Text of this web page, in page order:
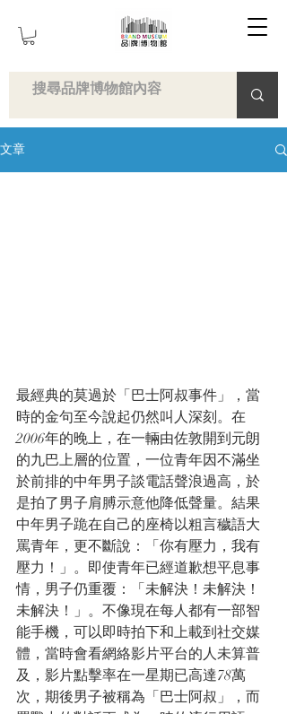
文章
最經典的莫過於「巴士阿叔事件」，當
時的金句至今說起仍然叫人深刻。在
2006年的晚上，在一輛由佐敦開到元朗
的九巴上層的位置，一位青年因不滿坐
於前排的中年男子談電話聲浪過高，於
是拍了男子肩膊示意他降低聲量。結果
中年男子跪在自己的座椅以粗言穢語大
罵青年，更不斷說：「你有壓力，我有
壓力！」。即使青年已經道歉想平息事
情，男子仍重覆：「未解決！未解決！
未解決！」。不像現在每人都有一部智
能手機，可以即時拍下和上載到社交媒
體，當時會看網絡影片平台的人未算普
及，影片點擊率在一星期已高達78萬
次，期後男子被稱為「巴士阿叔」，而